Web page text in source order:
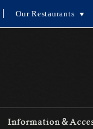
Our Restaurants